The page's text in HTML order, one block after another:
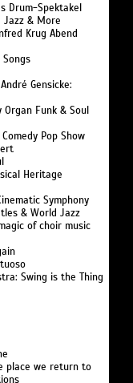
Drum-Spektakel
Jazz & More
Krug Abend
Gensicke:
Funk & Soul
Pop Show
Heritage
Symphony
& World Jazz
of choir music
Swing is the Thing
place we return to